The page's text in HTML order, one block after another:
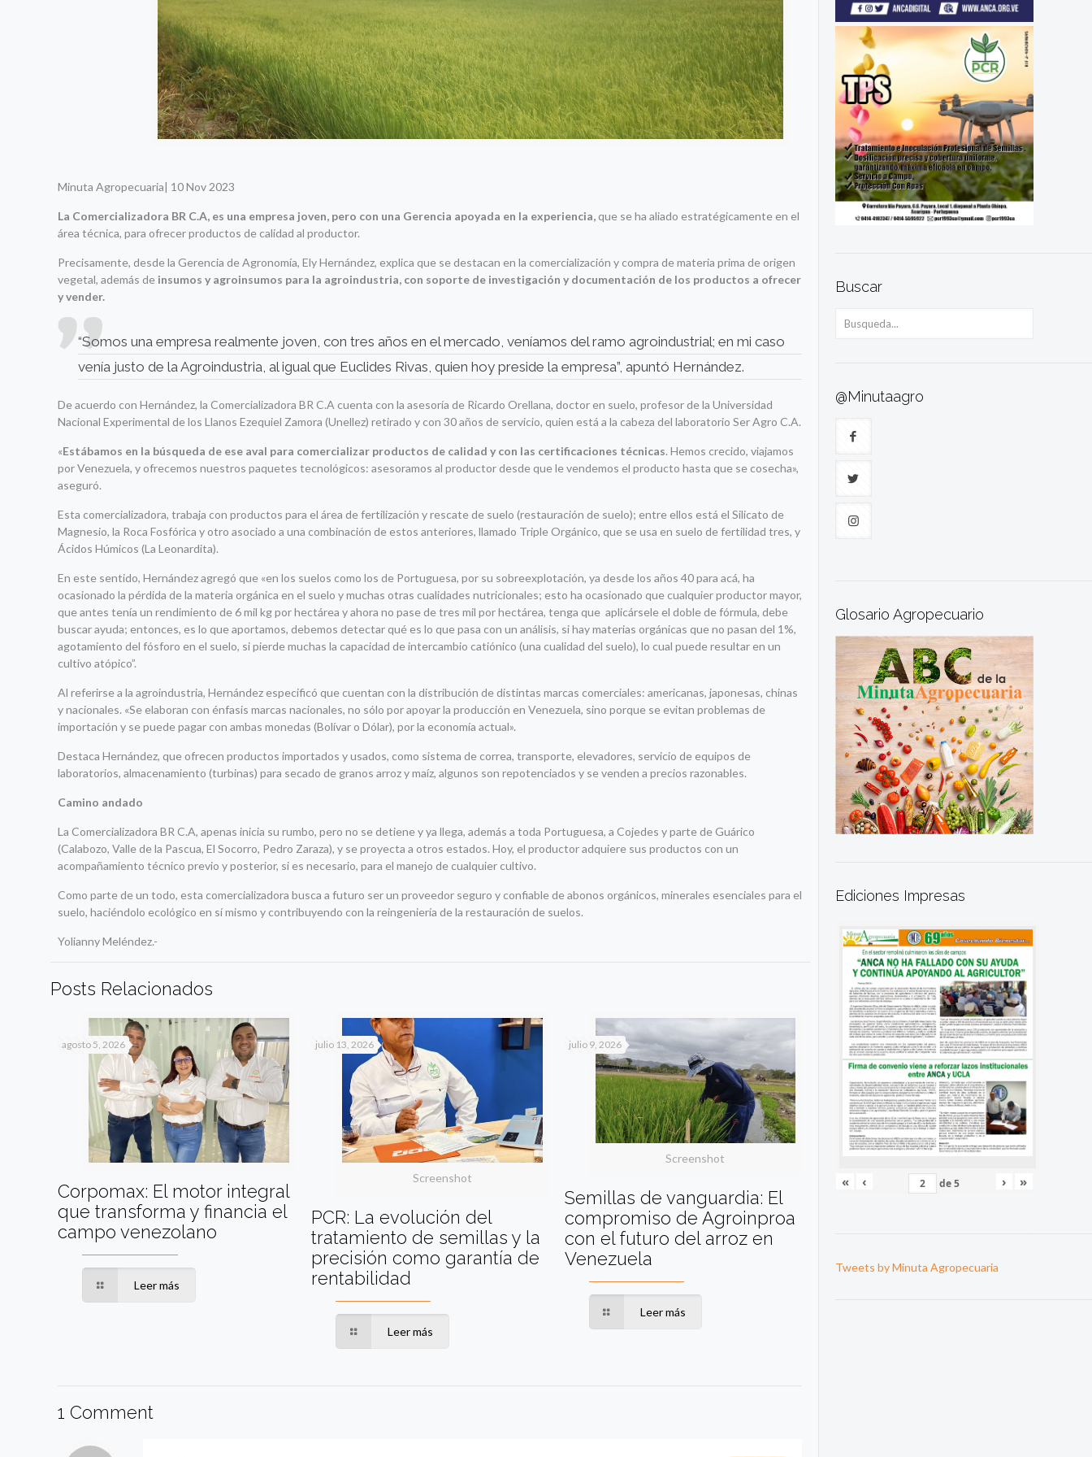
Minuta Agropecuaria| 10 Nov 2023
La Comercializadora BR C.A, es una empresa joven, pero con una Gerencia apoyada en la experiencia,que se ha aliado estratégicamente en el
área técnica, para ofrecer productos de calidad al productor.
Precisamente, desde la Gerencia de Agronomía, Ely Hernández, explica que se destacan en la comercialización y compra de materia prima de origen
vegetal, además de insumos y agroinsumos para la agroindustria, con soporte de investigación y documentación de los productos a ofrecer
y vender.
“Somos una empresa realmente joven, con tres años en el mercado, veníamos del ramo agroindustrial; en mi caso
venía justo de la Agroindustria, al igual que Euclides Rivas, quien hoy preside la empresa”, apuntó Hernández.
De acuerdo con Hernández, la Comercializadora BR C.A cuenta con la asesoría de Ricardo Orellana, doctor en suelo, profesor de la Universidad
Nacional Experimental de los Llanos Ezequiel Zamora (Unellez) retirado y con 30 años de servicio, quien está a la cabeza del laboratorio Ser Agro C.A.
«Estábamos en la búsqueda de ese aval para comercializar productos de calidad y con las certificaciones técnicas. Hemos crecido, viajamos
por Venezuela, y ofrecemos nuestros paquetes tecnológicos: asesoramos al productor desde que le vendemos el producto hasta que se cosecha»,
aseguró.
Esta comercializadora, trabaja con productos para el área de fertilización y rescate de suelo (restauración de suelo); entre ellos está el Silicato de
Magnesio, la Roca Fosfórica y otro asociado a una combinación de estos anteriores, llamado Triple Orgánico, que se usa en suelo de fertilidad tres, y
Ácidos Húmicos (La Leonardita).
En este sentido, Hernández agregó que «en los suelos como los de Portuguesa, por su sobreexplotación, ya desde los años 40 para acá, ha
ocasionado la pérdida de la materia orgánica en el suelo y muchas otras cualidades nutricionales; esto ha ocasionado que cualquier productor mayor,
que antes tenía un rendimiento de 6 mil kg por hectárea y ahora no pase de tres mil por hectárea, tenga que aplicársele el doble de fórmula, debe
buscar ayuda; entonces, es lo que aportamos, debemos detectar qué es lo que pasa con un análisis, si hay materias orgánicas que no pasan del 1%,
agotamiento del fósforo en el suelo, si pierde muchas la capacidad de intercambio catiónico (una cualidad del suelo), lo cual puede resultar en un
cultivo atópico”.
Al referirse a la agroindustria, Hernández especificó que cuentan con la distribución de distintas marcas comerciales: americanas, japonesas, chinas
y nacionales. «Se elaboran con énfasis marcas nacionales, no sólo por apoyar la producción en Venezuela, sino porque se evitan problemas de
importación y se puede pagar con ambas monedas (Bolívar o Dólar), por la economía actual».
Destaca Hernández, que ofrecen productos importados y usados, como sistema de correa, transporte, elevadores, servicio de equipos de
laboratorios, almacenamiento (turbinas) para secado de granos arroz y maíz, algunos son repotenciados y se venden a precios razonables.
Camino andado
La Comercializadora BR C.A, apenas inicia su rumbo, pero no se detiene y ya llega, además a toda Portuguesa, a Cojedes y parte de Guárico
(Calabozo, Valle de la Pascua, El Socorro, Pedro Zaraza), y se proyecta a otros estados. Hoy, el productor adquiere sus productos con un
acompañamiento técnico previo y posterior, si es necesario, para el manejo de cualquier cultivo.
Como parte de un todo, esta comercializadora busca a futuro ser un proveedor seguro y confiable de abonos orgánicos, minerales esenciales para el
suelo, haciéndolo ecológico en sí mismo y contribuyendo con la reingeniería de la restauración de suelos.
Yolianny Meléndez.-
Posts Relacionados
agosto 5, 2026
Corpomax: El motor integral
que transforma y financia el
campo venezolano
Leer más
Screenshot
julio 13, 2026
PCR: La evolución del
tratamiento de semillas y la
precisión como garantía de
rentabilidad
Leer más
Screenshot
julio 9, 2026
Semillas de vanguardia: El
compromiso de Agroinproa
con el futuro del arroz en
Venezuela
Leer más
1 Comment
Buscar
@Minutaagro
Glosario Agropecuario
Ediciones Impresas
« ‹ de5 › »
Tweets by Minuta Agropecuaria